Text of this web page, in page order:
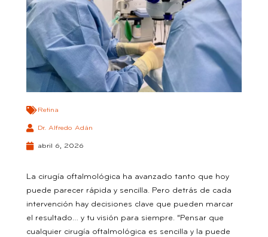
Retina
Dr. Alfredo Adán
abril 6, 2026
La cirugía oftalmológica ha avanzado tanto que hoy
puede parecer rápida y sencilla. Pero detrás de cada
intervención hay decisiones clave que pueden marcar
el resultado… y tu visión para siempre. “Pensar que
cualquier cirugía oftalmológica es sencilla y la puede